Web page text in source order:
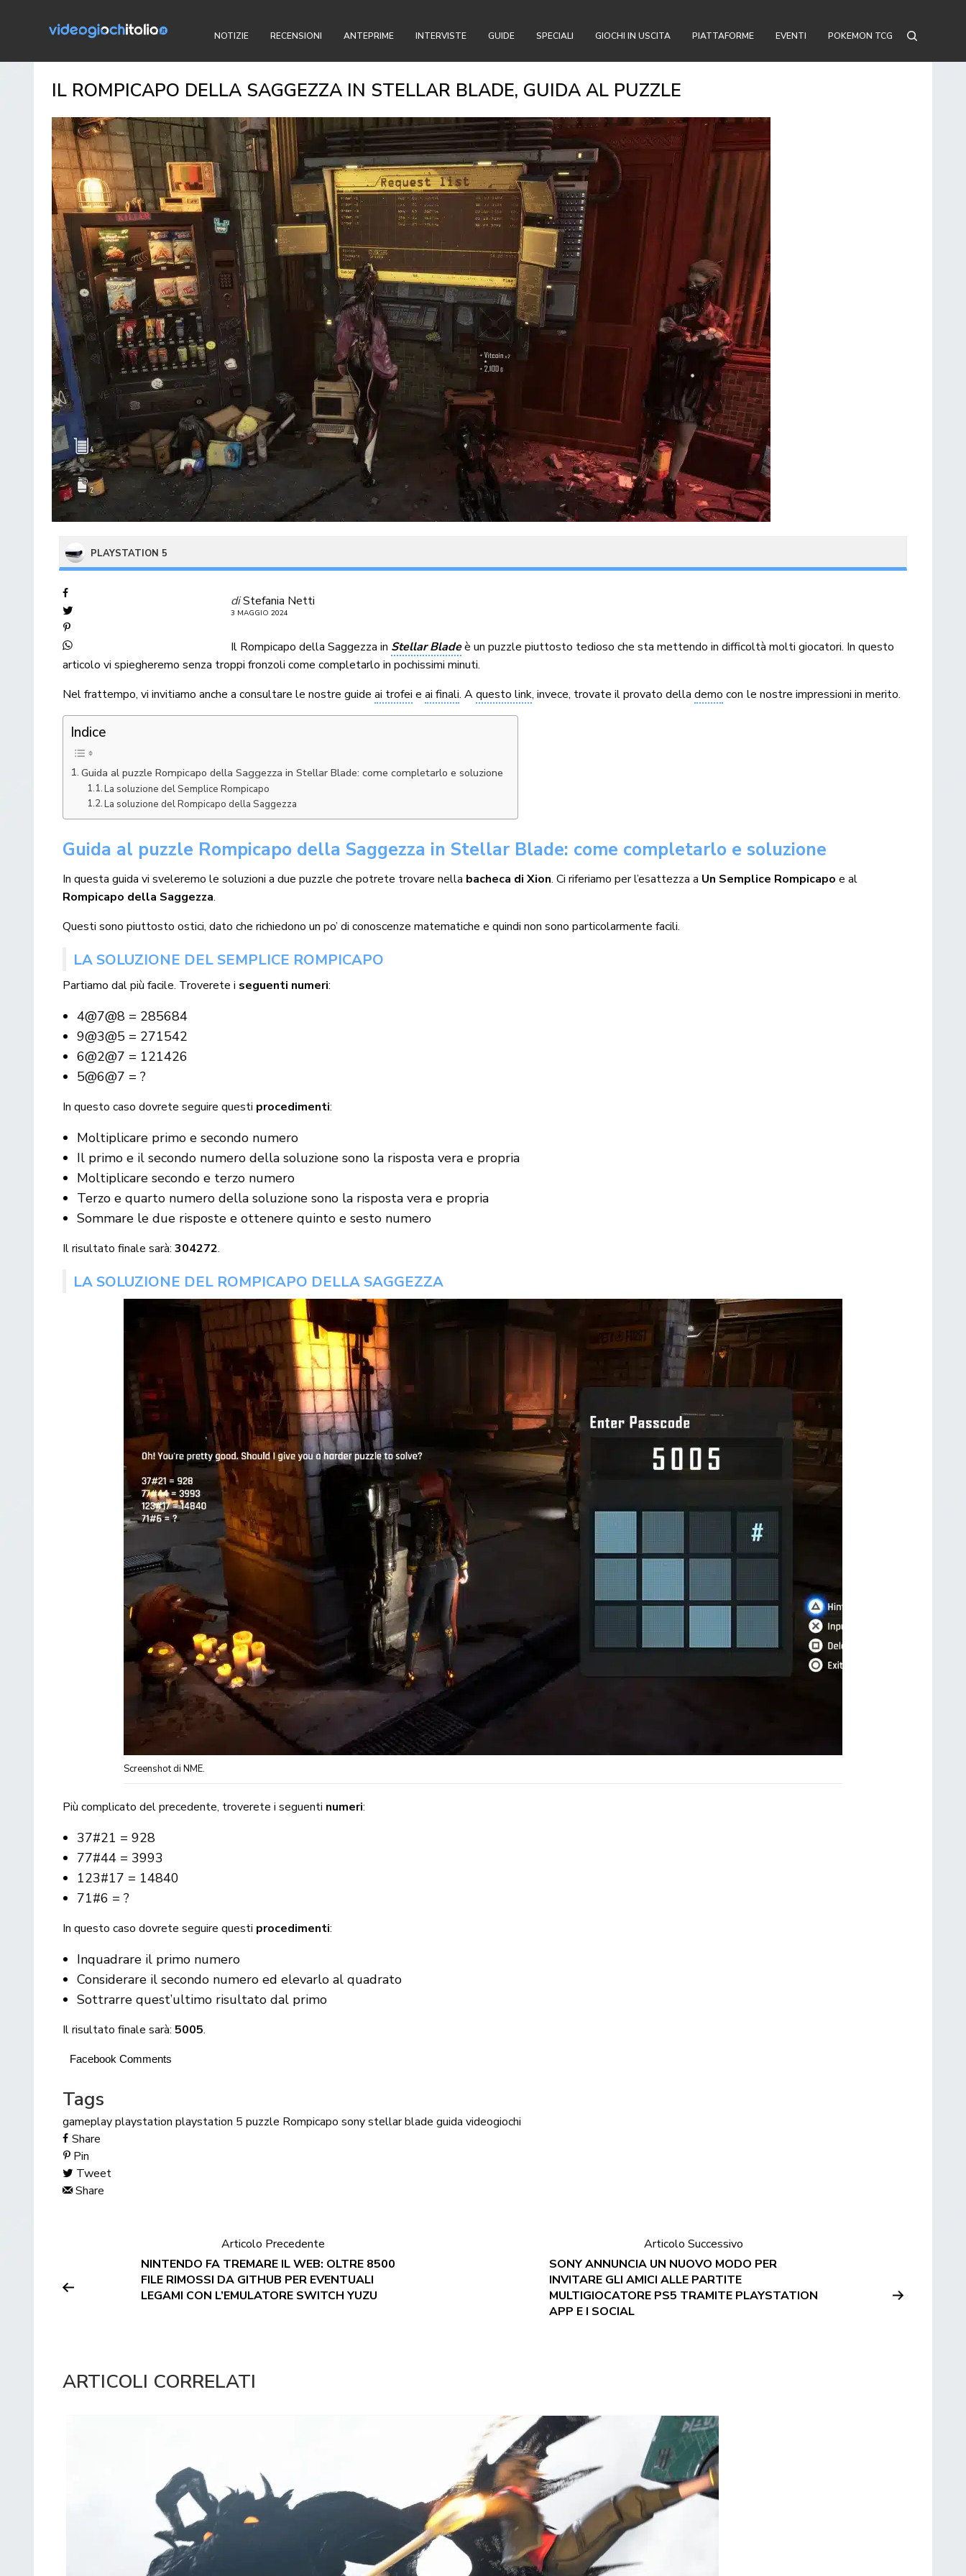
NOTIZIE RECENSIONI ANTEPRIME INTERVISTE GUIDE SPECIALI GIOCHI IN USCITA PIATTAFORME EVENTI POKEMON TCG
IL ROMPICAPO DELLA SAGGEZZA IN STELLAR BLADE, GUIDA AL PUZZLE
PLAYSTATION 5
diStefania Netti
3 MAGGIO 2024
Il Rompicapo della Saggezza in Stellar Bladeè un puzzle piuttosto tedioso che sta mettendo in difficoltà molti giocatori. In questo
articolo vi spiegheremo senza troppi fronzoli come completarlo in pochissimi minuti.
Nel frattempo, vi invitiamo anche a consultare le nostre guideai trofei eai finali. Aquesto link, invece, trovate il provato dellademo con le nostre impressioni in merito.
Indice
Guida al puzzle Rompicapo della Saggezza in Stellar Blade: come completarlo e soluzione
La soluzione del Semplice Rompicapo
La soluzione del Rompicapo della Saggezza
Guida al puzzle Rompicapo della Saggezza in Stellar Blade: come completarlo e soluzione
In questa guida vi sveleremo le soluzioni a due puzzle che potrete trovare nella bacheca di Xion. Ci riferiamo per l’esattezza a Un Semplice Rompicapo e al
Rompicapo della Saggezza.
Questi sono piuttosto ostici, dato che richiedono un po’ di conoscenze matematiche e quindi non sono particolarmente facili.
LA SOLUZIONE DEL SEMPLICE ROMPICAPO
Partiamo dal più facile. Troverete i seguenti numeri:
4@7@8 = 285684
9@3@5 = 271542
6@2@7 = 121426
5@6@7 = ?
In questo caso dovrete seguire questi procedimenti:
Moltiplicare primo e secondo numero
Il primo e il secondo numero della soluzione sono la risposta vera e propria
Moltiplicare secondo e terzo numero
Terzo e quarto numero della soluzione sono la risposta vera e propria
Sommare le due risposte e ottenere quinto e sesto numero
Il risultato finale sarà:304272.
LA SOLUZIONE DEL ROMPICAPO DELLA SAGGEZZA
Screenshot di NME.
Più complicato del precedente, troverete i seguenti numeri:
37#21 = 928
77#44 = 3993
123#17 = 14840
71#6 = ?
In questo caso dovrete seguire questi procedimenti:
Inquadrare il primo numero
Considerare il secondo numero ed elevarlo al quadrato
Sottrarre quest’ultimo risultato dal primo
Il risultato finale sarà:5005.
Facebook Comments
Tags
gameplayplaystation playstation 5 puzzle Rompicapo sonystellar blade guida videogiochi
Share
Pin
Tweet
Share
Articolo Precedente
NINTENDO FA TREMARE IL WEB: OLTRE 8500
FILE RIMOSSI DA GITHUB PER EVENTUALI
LEGAMI CON L’EMULATORE SWITCH YUZU
Articolo Successivo
SONY ANNUNCIA UN NUOVO MODO PER
INVITARE GLI AMICI ALLE PARTITE
MULTIGIOCATORE PS5 TRAMITE PLAYSTATION
APP E I SOCIAL
ARTICOLI CORRELATI